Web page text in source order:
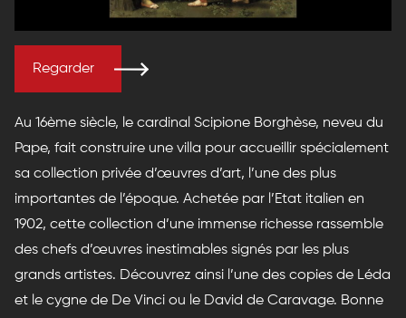
Regarder
Au 16ème siècle, le cardinal Scipione Borghèse, neveu du
Pape, fait construire une villa pour accueillir spécialement
sa collection privée d’œuvres d’art, l’une des plus
importantes de l’époque. Achetée par l’Etat italien en
1902, cette collection d’une immense richesse rassemble
des chefs d’œuvres inestimables signés par les plus
grands artistes. Découvrez ainsi l’une des copies de Léda
et le cygne de De Vinci ou le David de Caravage. Bonne